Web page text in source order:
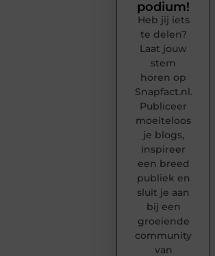
podium!
Heb jij iets
te delen?
Laat jouw
stem
horen op
Snapfact.nl.
Publiceer
moeiteloos
je blogs,
inspireer
een breed
publiek en
sluit je aan
bij een
groeiende
community
van